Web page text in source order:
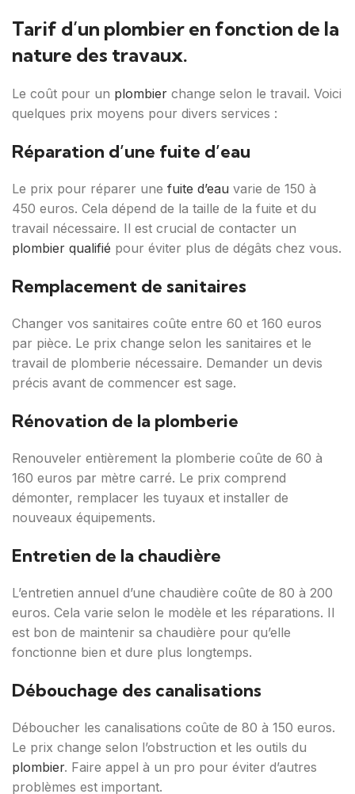
Tarif d’un plombier en fonction de la
nature des travaux.
Le coût pour un plombier change selon le travail. Voici
quelques prix moyens pour divers services :
Réparation d’une fuite d’eau
Le prix pour réparer une fuite d’eau varie de 150 à
450 euros. Cela dépend de la taille de la fuite et du
travail nécessaire. Il est crucial de contacter un
plombier qualifié pour éviter plus de dégâts chez vous.
Remplacement de sanitaires
Changer vos sanitaires coûte entre 60 et 160 euros
par pièce. Le prix change selon les sanitaires et le
travail de plomberie nécessaire. Demander un devis
précis avant de commencer est sage.
Rénovation de la plomberie
Renouveler entièrement la plomberie coûte de 60 à
160 euros par mètre carré. Le prix comprend
démonter, remplacer les tuyaux et installer de
nouveaux équipements.
Entretien de la chaudière
L’entretien annuel d’une chaudière coûte de 80 à 200
euros. Cela varie selon le modèle et les réparations. Il
est bon de maintenir sa chaudière pour qu’elle
fonctionne bien et dure plus longtemps.
Débouchage des canalisations
Déboucher les canalisations coûte de 80 à 150 euros.
Le prix change selon l’obstruction et les outils du
plombier. Faire appel à un pro pour éviter d’autres
problèmes est important.